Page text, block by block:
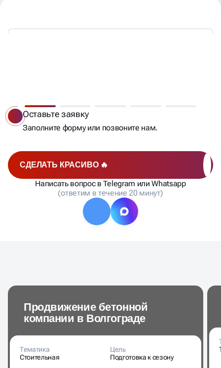
СДЕЛАТЬ КРАСИВО 🔥
Написать вопрос в Telegram или Whatsapp
(ответим в течение 20 минут)
Бесплатный анализ
Мы сделаем анализ позиций, составим список
Продвижение бетонной
компании в Волгограде
Тематика
Стоительная
Цель
Подготовка к сезону